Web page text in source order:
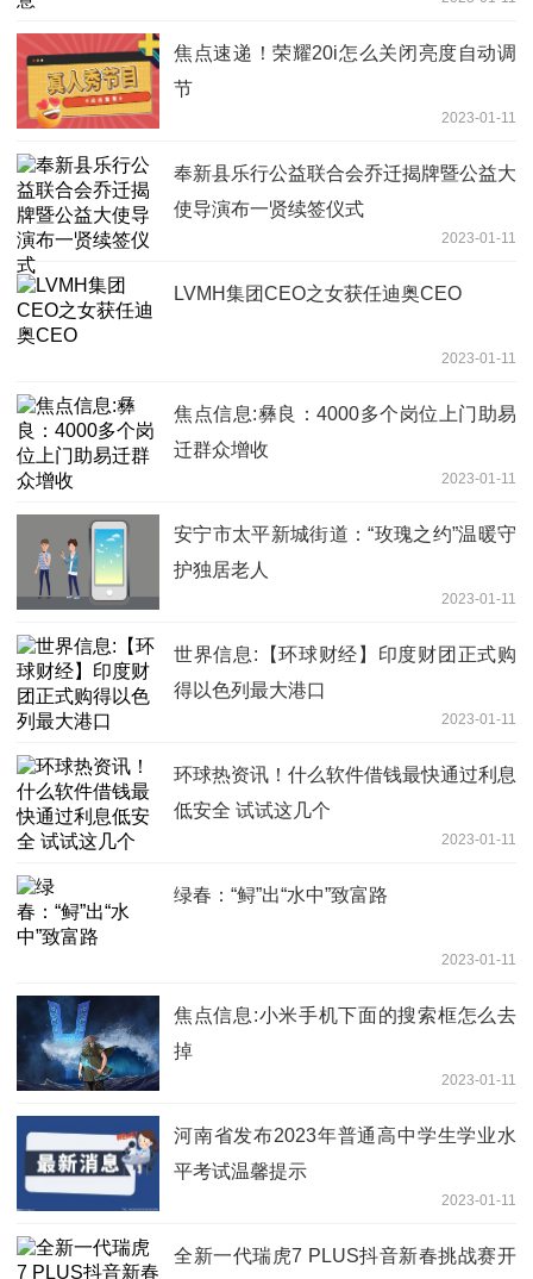
焦点速递！荣耀20i怎么关闭亮度自动调
节
2023-01-11
奉新县乐行公益联合会乔迁揭牌暨公益大
使导演布一贤续签仪式
2023-01-11
LVMH集团CEO之女获任迪奥CEO
2023-01-11
焦点信息:彝良：4000多个岗位上门助易
迁群众增收
2023-01-11
安宁市太平新城街道：“玫瑰之约”温暖守
护独居老人
2023-01-11
世界信息:【环球财经】印度财团正式购
得以色列最大港口
2023-01-11
环球热资讯！什么软件借钱最快通过利息
低安全 试试这几个
2023-01-11
绿春：“鲟”出“水中”致富路
2023-01-11
焦点信息:小米手机下面的搜索框怎么去
掉
2023-01-11
河南省发布2023年普通高中学生学业水
平考试温馨提示
2023-01-11
全新一代瑞虎7 PLUS抖音新春挑战赛开